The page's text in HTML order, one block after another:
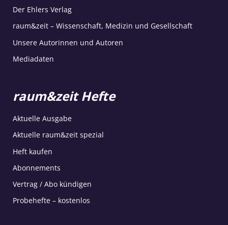
Der Ehlers Verlag
raum&zeit – Wissenschaft, Medizin und Gesellschaft
Unsere Autorinnen und Autoren
Mediadaten
raum&zeit Hefte
Aktuelle Ausgabe
Aktuelle raum&zeit spezial
Heft kaufen
Abonnements
Vertrag / Abo kündigen
Probehefte – kostenlos